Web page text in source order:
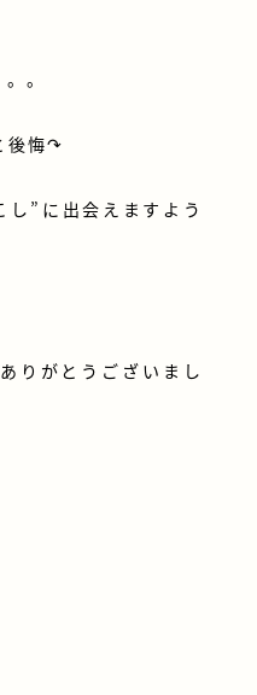
。
後悔↷
”に出会えますよう
りがとうございまし